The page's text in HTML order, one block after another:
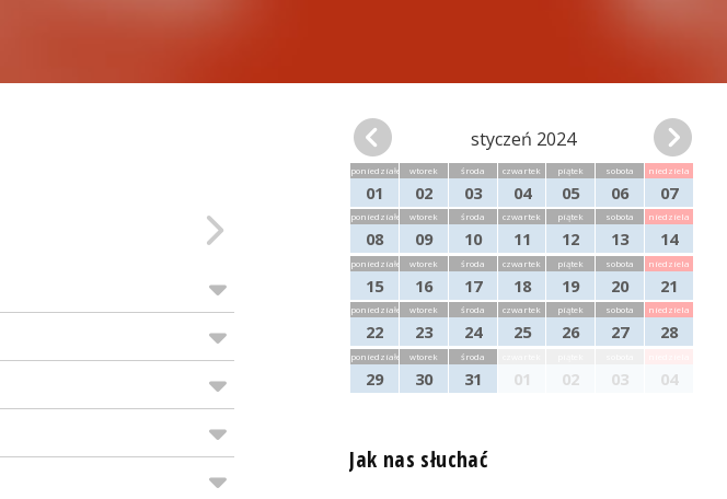
styczeń 2024
poniedziałek
01
wtorek
02
środa
03
czwartek
04
piątek
05
sobota
06
niedziela
07
poniedziałek
08
wtorek
09
środa
10
czwartek
11
piątek
12
sobota
13
niedziela
14
poniedziałek
15
wtorek
16
środa
17
czwartek
18
piątek
19
sobota
20
niedziela
21
poniedziałek
22
wtorek
23
środa
24
czwartek
25
piątek
26
sobota
27
niedziela
28
poniedziałek
29
wtorek
30
środa
31 01 02 03 04
Jak nas słuchać